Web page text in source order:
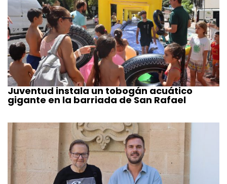
Juventud instala un tobogán acuático
gigante en la barriada de San Rafael